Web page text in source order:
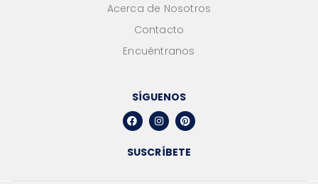
Acerca de Nosotros
Contacto
Encuéntranos
SÍGUENOS
SUSCRÍBETE